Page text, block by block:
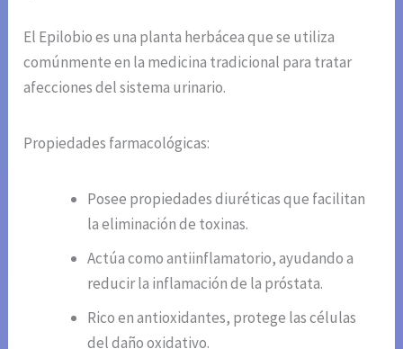
El Epilobio es una planta herbácea que se utiliza
comúnmente en la medicina tradicional para tratar
afecciones del sistema urinario.
Propiedades farmacológicas:
Posee propiedades diuréticas que facilitan
la eliminación de toxinas.
Actúa como antiinflamatorio, ayudando a
reducir la inflamación de la próstata.
Rico en antioxidantes, protege las células
del daño oxidativo.